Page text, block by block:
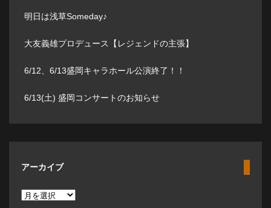
明日は浅草Someday♪
大友義雄プロデュース【レジェンドの主張】
6/12、6/13盛岡キャラホール公演終了！！
6/13(土) 盛岡コンサートのお知らせ
アーカイブ
ア